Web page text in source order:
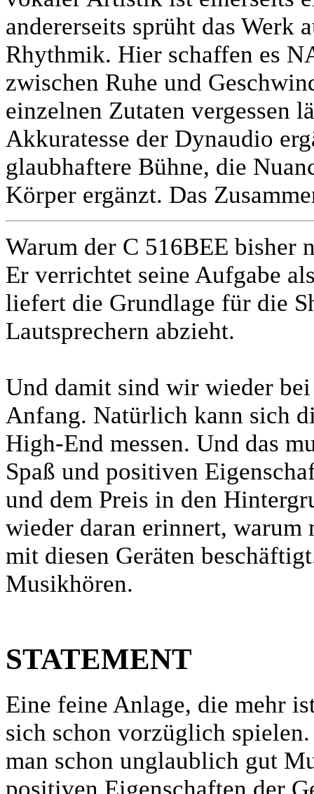
andererseits sprüht das Werk
Rhythmik. Hier schaffen es
zwischen Ruhe und
einzelnen Zutaten vergessen
Akkuratesse der Dynaudio
glaubhaftere Bühne, die
Körper ergänzt. Das
Warum der C 516BEE bisher
Er verrichtet seine Aufgabe
liefert die Grundlage für die
Lautsprechern abzieht.
Und damit sind wir wieder
Anfang. Natürlich kann sich
High-End messen. Und das
Spaß und positiven
und dem Preis in den
wieder daran erinnert,
mit diesen Geräten
Musikhören.
STATEMENT
Eine feine Anlage, die mehr
sich schon vorzüglich
man schon unglaublich gut